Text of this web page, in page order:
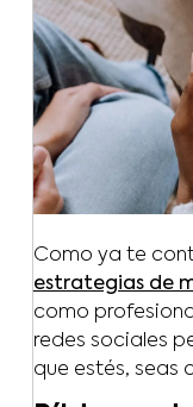
Como ya te
estrategias de
como
redes sociales
que estés, seas